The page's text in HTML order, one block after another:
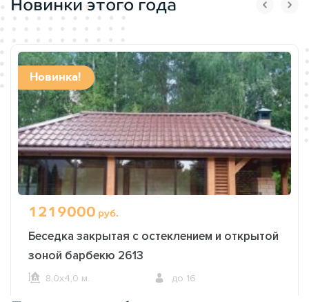
Новинки этого года
Новинка!
1219000 руб.
Беседка закрытая с остеклением и открытой
зоной барбекю 2613
8,0х4,0 м. до 16